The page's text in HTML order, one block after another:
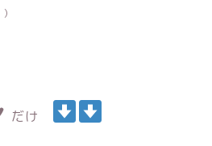
だけ